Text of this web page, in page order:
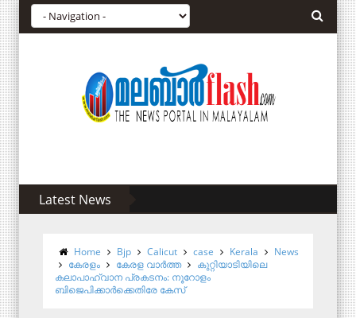
Latest News
Home Bjp Calicut case Kerala
News
കേരളം
കേരള വാര്‍ത്ത
കുറ്റിയാടിയിലെ
കലാപാഹ്വാന പ്രകടനം: നൂറോളം
ബിജെപിക്കാര്‍ക്കെതിരേ കേസ്